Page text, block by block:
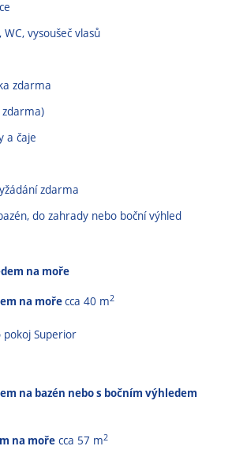
vysoušeč vlasů
zdarma
a čaje
zdarma
do zahrady nebo boční výhled
na moře
na mořecca 40 m2
pokoj Superior
na bazén nebo s bočním výhledem
na moře cca 57 m2